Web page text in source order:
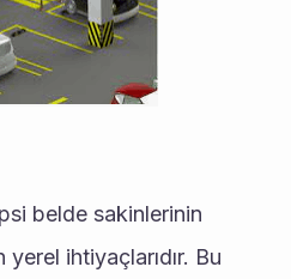
belde sakinlerinin
ihtiyaçlarıdır. Bu